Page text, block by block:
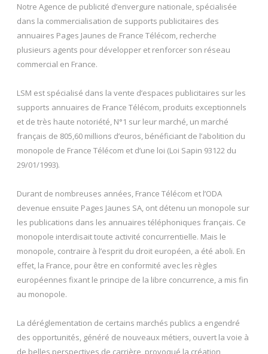
Notre Agence de publicité d’envergure nationale, spécialisée
dans la commercialisation de supports publicitaires des
annuaires Pages Jaunes de France Télécom, recherche
plusieurs agents pour développer et renforcer son réseau
commercial en France.
LSM est spécialisé dans la vente d’espaces publicitaires sur les
supports annuaires de France Télécom, produits exceptionnels
et de très haute notoriété, N°1 sur leur marché, un marché
français de 805,60 millions d’euros, bénéficiant de l’abolition du
monopole de France Télécom et d’une loi (Loi Sapin 93122 du
29/01/1993).
Durant de nombreuses années, France Télécom et l’ODA
devenue ensuite Pages Jaunes SA, ont détenu un monopole sur
les publications dans les annuaires téléphoniques français. Ce
monopole interdisait toute activité concurrentielle. Mais le
monopole, contraire à l’esprit du droit européen, a été aboli. En
effet, la France, pour être en conformité avec les règles
européennes fixant le principe de la libre concurrence, a mis fin
au monopole.
La déréglementation de certains marchés publics a engendré
des opportunités, généré de nouveaux métiers, ouvert la voie à
de belles perspectives de carrière, provoqué la création